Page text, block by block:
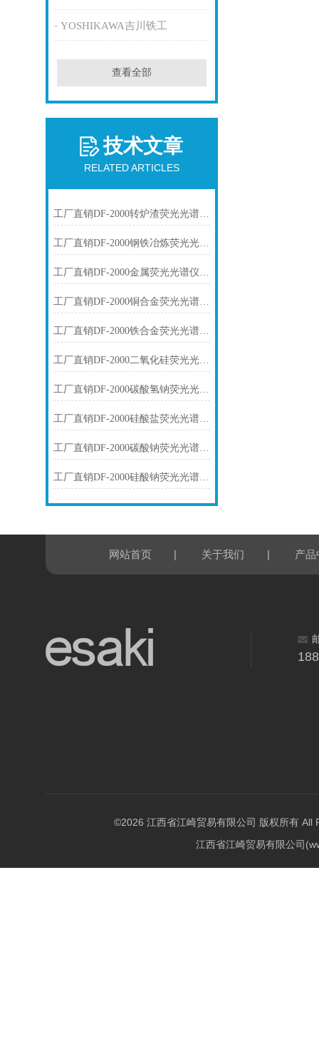
YOSHIKAWA吉川铁工
查看全部
技术文章
RELATED ARTICLES
工厂直销DF-2000转炉渣荧光光谱仪技术参数
工厂直销DF-2000钢铁冶炼荧光光谱仪技术参数
工厂直销DF-2000金属荧光光谱仪技术参数
工厂直销DF-2000铜合金荧光光谱仪技术参数
工厂直销DF-2000铁合金荧光光谱仪技术参数
工厂直销DF-2000二氧化硅荧光光谱仪技术参数
工厂直销DF-2000碳酸氢钠荧光光谱仪技术参数
工厂直销DF-2000硅酸盐荧光光谱仪技术参数
工厂直销DF-2000碳酸钠荧光光谱仪技术参数
工厂直销DF-2000硅酸钠荧光光谱仪技术参数
网站首页 | 关于我们 | 产品
©2026 江西省江崎贸易有限公司 版权所有 All
江西省江崎贸易有限公司